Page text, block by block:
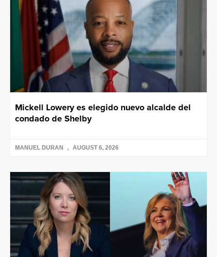
Mickell Lowery es elegido nuevo alcalde del
condado de Shelby
MANUEL DURAN AUGUST 6, 2026